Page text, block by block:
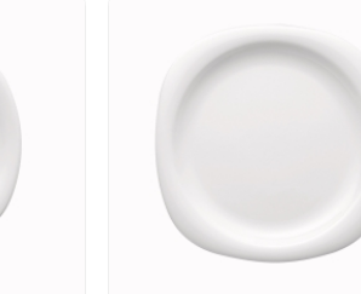
van de metalen delen, ook in de